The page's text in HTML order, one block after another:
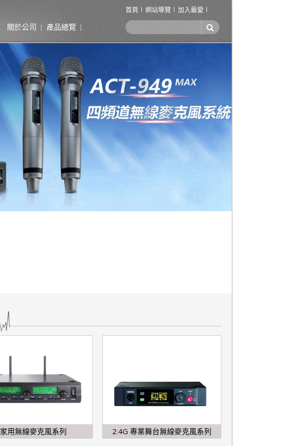
首頁 網站導覽 加入最愛
關於公司 產品總覽
家用無線麥克風系列 2.4G 專業舞台無線麥克風系列